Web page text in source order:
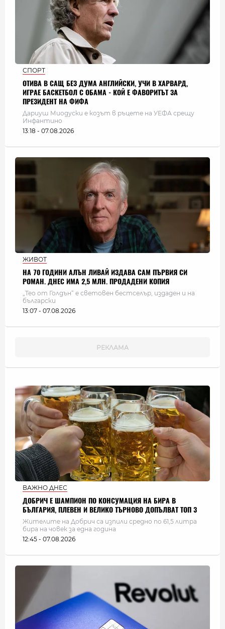
СПОРТ
ОТИВА В САЩ БЕЗ ДУМА АНГЛИЙСКИ, УЧИ В ХАРВАРД,
ИГРАЕ БАСКЕТБОЛ С ОБАМА - КОЙ Е ФАВОРИТЪТ ЗА
ПРЕЗИДЕНТ НА ФИФА
Дариуш Миодуски е козът в ръцете на УЕФА срещу
Инфантино
13:18 - 07.08.2026
ЖИВОТ
НА 70 ГОДИНИ АЛЪН ЛИВАЙ ИЗДАВА САМ ПЪРВИЯ СИ
РОМАН. ДНЕС ИМА 2,5 МЛН. ПРОДАДЕНИ КОПИЯ
„Тео от Голдън“ е световен бестселър, издаден и на
български
13:07 - 07.08.2026
ВАЖНО ДНЕС
ДОБРИЧ Е ШАМПИОН ПО КОНСУМАЦИЯ НА БИРА В
БЪЛГАРИЯ, ПЛЕВЕН И ВЕЛИКО ТЪРНОВО ДОПЪЛВАТ ТОП 3
Жителите на Добрич са изпили средно по 61,5 литра
бира на човек за една година
12:45 - 07.08.2026